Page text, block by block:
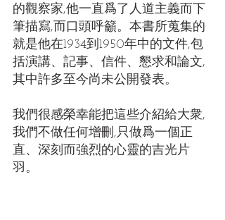
的觀察家,他一直爲了人道主義而下
筆描寫,而口頭呼籲。本書所蒐集的
就是他在1934到1950年中的文件,包
括演講、記事、信件、懇求和論文,
其中許多至今尚未公開發表。
我們很感榮幸能把這些介紹給大衆,
我們不做任何增刪,只做爲一個正
直、深刻而強烈的心靈的吉光片
羽。